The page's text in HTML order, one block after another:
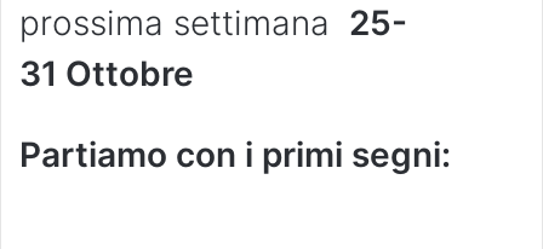
prossima settimana 25-
31 Ottobre
Partiamo con i primi segni: